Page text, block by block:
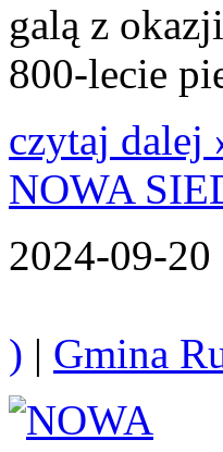
galą z
800-lecie
czytaj dalej
NOWA
2024-09-20
) | Gmina